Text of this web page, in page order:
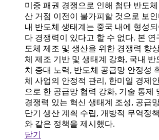
미중 패권 경쟁으로 인해 첨단 반도
산 거점 이전이 불가피할 것으로 보
내 반도체 생태계는 중국 내에 형성
다 경쟁력이 있다고 할 수 없다. 본
도체 제조 및 생산을 위한 경쟁력 향
체 제조 기반 및 생태계 강화, 국내
치 증대 노력, 반도체 공급망 안정성
체 사업의 안정적 관리, 한미일 경제
으로 한 공급망 협력 강화, 기술 통제
경쟁력 있는 혁신 생태계 조성, 공급
단기 생산 계획 수립, 개방적 무역정
와 같은 정책을 제시했다.
닫기